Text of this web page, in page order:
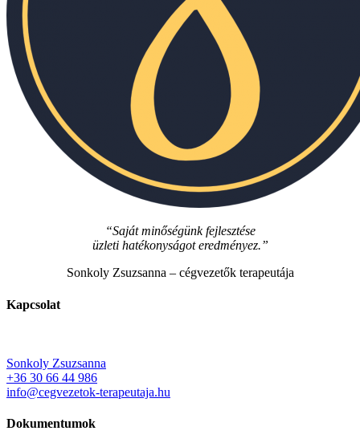
“Saját minőségünk fejlesztése
üzleti hatékonyságot eredményez.”
Sonkoly Zsuzsanna – cégvezetők terapeutája
Kapcsolat
Sonkoly Zsuzsanna
+36 30 66 44 986
info@cegvezetok-terapeutaja.hu
Dokumentumok